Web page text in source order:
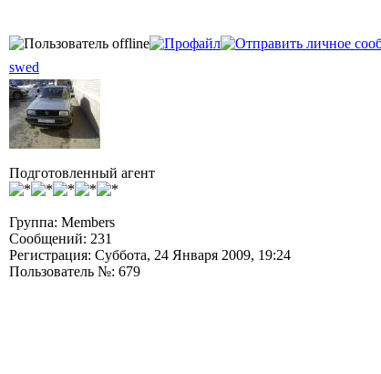
swed
Подготовленный агент
Группа: Members
Сообщений: 231
Регистрация: Суббота, 24 Января 2009, 19:24
Пользователь №: 679